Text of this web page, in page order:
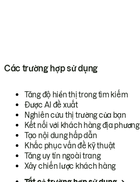
Các trường hợp sử dụng
Tăng độ hiển thị trong tìm kiếm
Được AI đề xuất
Nghiên cứu thị trường của bạn
Kết nối với khách hàng địa phương
Tạo nội dung hấp dẫn
Khắc phục vấn đề kỹ thuật
Tăng uy tín ngoài trang
Xây chiến lược khách hàng